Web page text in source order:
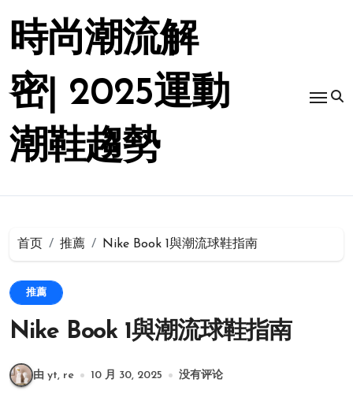
時尚潮流解
密| 2025運動
潮鞋趨勢
首页 推薦 Nike Book 1與潮流球鞋指南
推薦
Nike Book 1與潮流球鞋指南
由 yt, re 10 月 30, 2025 没有评论